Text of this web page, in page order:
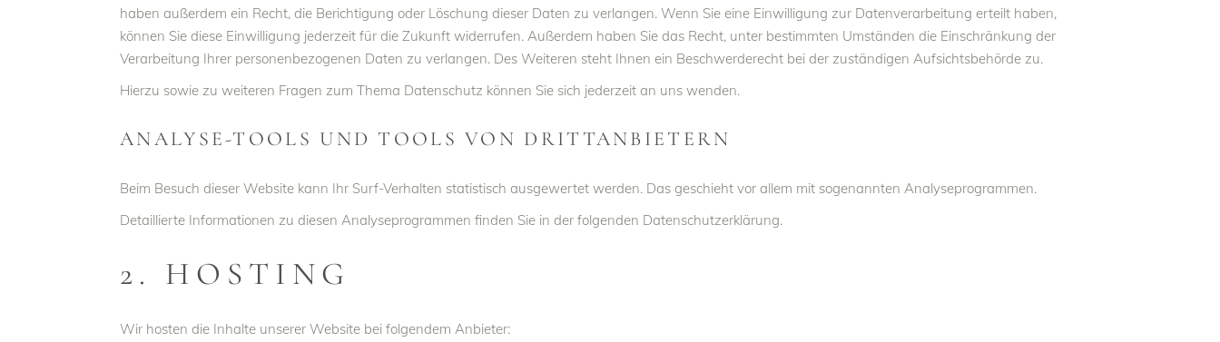
haben außerdem ein Recht, die Berichtigung oder Löschung dieser Daten zu verlangen. Wenn Sie eine Einwilligung zur Datenverarbeitung erteilt haben,
können Sie diese Einwilligung jederzeit für die Zukunft widerrufen. Außerdem haben Sie das Recht, unter bestimmten Umständen die Einschränkung der
Verarbeitung Ihrer personenbezogenen Daten zu verlangen. Des Weiteren steht Ihnen ein Beschwerderecht bei der zuständigen Aufsichtsbehörde zu.
Hierzu sowie zu weiteren Fragen zum Thema Datenschutz können Sie sich jederzeit an uns wenden.
ANALYSE-TOOLS UND TOOLS VON DRITT­ANBIETERN
Beim Besuch dieser Website kann Ihr Surf-Verhalten statistisch ausgewertet werden. Das geschieht vor allem mit sogenannten Analyseprogrammen.
Detaillierte Informationen zu diesen Analyseprogrammen finden Sie in der folgenden Datenschutzerklärung.
2. HOSTING
Wir hosten die Inhalte unserer Website bei folgendem Anbieter: